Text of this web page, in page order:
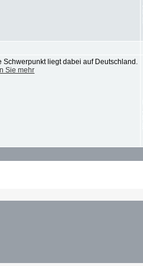
liegt dabei auf Deutschland.
Sie mehr